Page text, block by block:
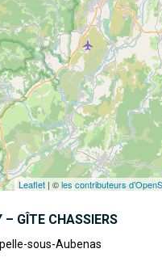
Leaflet | ©les contributeurs
– GÎTE CHASSIERS
sous-Aubenas